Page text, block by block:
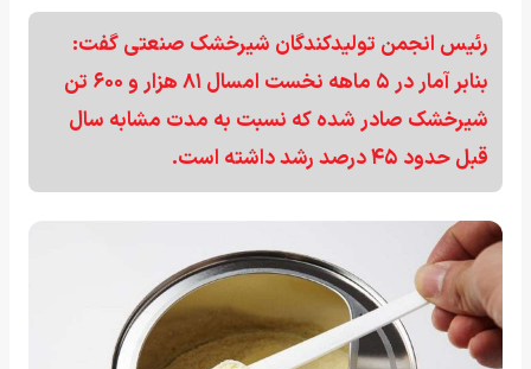
رئیس انجمن تولیدکندگان شیرخشک صنعتی گفت:
بنابر آمار در ۵ ماهه نخست امسال ۸۱ هزار و ۶۰۰ تن
شیرخشک صادر شده که نسبت به مدت مشابه سال
قبل حدود ۴۵ درصد رشد داشته است.